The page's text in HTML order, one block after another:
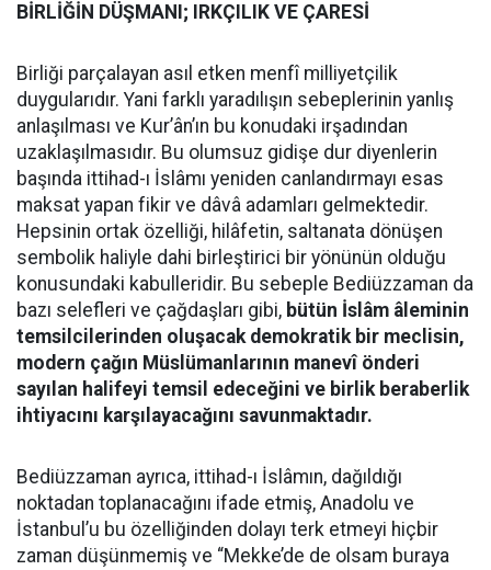
BİRLİĞİN DÜŞMANI; IRKÇILIK VE ÇARESİ
Birliği parçalayan asıl etken menfî milliyetçilik
duygularıdır. Yani farklı yaradılışın sebeplerinin yanlış
anlaşılması ve Kur’ân’ın bu konudaki irşadından
uzaklaşılmasıdır. Bu olumsuz gidişe dur diyenlerin
başında ittihad-ı İslâmı yeniden canlandırmayı esas
maksat yapan fikir ve dâvâ adamları gelmektedir.
Hepsinin ortak özelliği, hilâfetin, saltanata dönüşen
sembolik haliyle dahi birleştirici bir yönünün olduğu
konusundaki kabulleridir. Bu sebeple Bediüzzaman da
bazı selefleri ve çağdaşları gibi, bütün İslâm âleminin
temsilcilerinden oluşacak demokratik bir meclisin,
modern çağın Müslümanlarının manevî önderi
sayılan halifeyi temsil edeceğini ve birlik beraberlik
ihtiyacını karşılayacağını savunmaktadır.
Bediüzzaman ayrıca, ittihad-ı İslâmın, dağıldığı
noktadan toplanacağını ifade etmiş, Anadolu ve
İstanbul’u bu özelliğinden dolayı terk etmeyi hiçbir
zaman düşünmemiş ve “Mekke’de de olsam buraya